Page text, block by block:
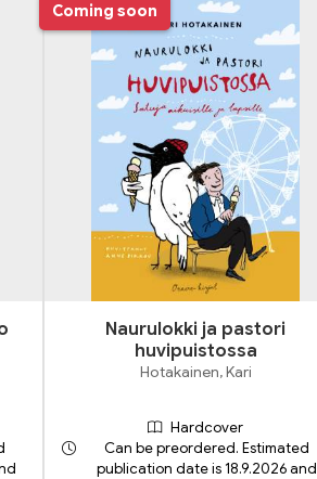
Coming soon
Naurulokki ja pastori
huvipuistossa
Hotakainen, Kari
Hardcover
Can be preordered. Estimated
publication date is 18.9.2026 and